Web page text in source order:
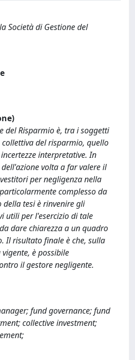
Società di Gestione del
del Risparmio è, tra i soggetti
del risparmio, quello
interpretative. In
volta a far valere il
per negligenza nella
complesso da
tesi è rinvenire gli
utili per l'esercizio di tale
dare chiarezza a un quadro
Il risultato finale è che, sulla
è possibile
il gestore negligente.
fund governance; fund
collective investment;